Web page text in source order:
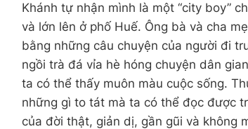
Khánh tự nhận mình là một “city boy”
và lớn lên ở phố Huế. Ông bà và cha
bằng những câu chuyện của người đi
ngồi trà đá vỉa hè hóng chuyện dân
ta có thể thấy muôn màu cuộc sống.
những gì to tát mà ta có thể đọc được
của đời thật, giản dị, gần gũi và không